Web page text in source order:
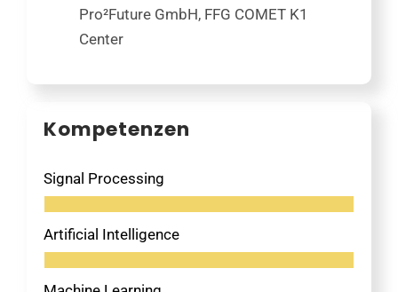
Pro²Future GmbH, FFG COMET K1
Center
Kompetenzen
Signal Processing
Artificial Intelligence